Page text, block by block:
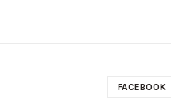
FACEBOOK